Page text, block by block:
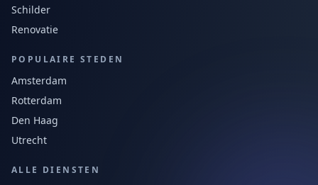
Schilder
Renovatie
POPULAIRE STEDEN
Amsterdam
Rotterdam
Den Haag
Utrecht
ALLE DIENSTEN